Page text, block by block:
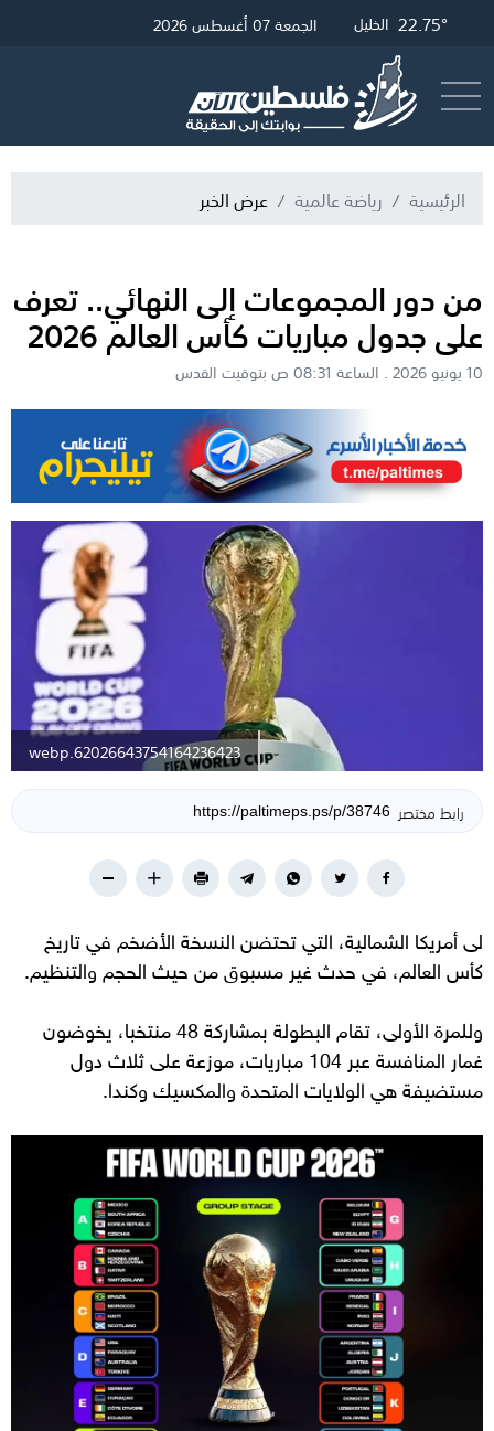
28.13° غزة 24.45° القدس 23.66° رام الله 22.75° الخليل الجمعة 07 أغسطس 2026
الرئيسية رياضة عالمية عرض الخبر
من دور المجموعات إلى النهائي.. تعرف
على جدول مباريات كأس العالم 2026
10 يونيو 2026 . الساعة 08:31 ص بتوقيت القدس
62026643754164236423.webp
رابط مختصر
لى أمريكا الشمالية، التي تحتضن النسخة الأضخم في تاريخ
كأس العالم، في حدث غير مسبوق من حيث الحجم والتنظيم.
وللمرة الأولى، تقام البطولة بمشاركة 48 منتخبا، يخوضون
غمار المنافسة عبر 104 مباريات، موزعة على ثلاث دول
مستضيفة هي الولايات المتحدة والمكسيك وكندا.